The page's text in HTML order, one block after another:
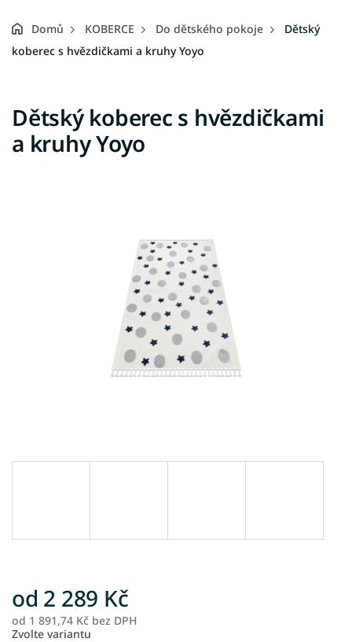
Domů KOBERCE Do dětského pokoje
Dětský
koberec s hvězdičkami a kruhy Yoyo
Dětský koberec s hvězdičkami
a kruhy Yoyo
od 2 289 Kč
od 1 891,74 Kč bez DPH
Zvolte variantu